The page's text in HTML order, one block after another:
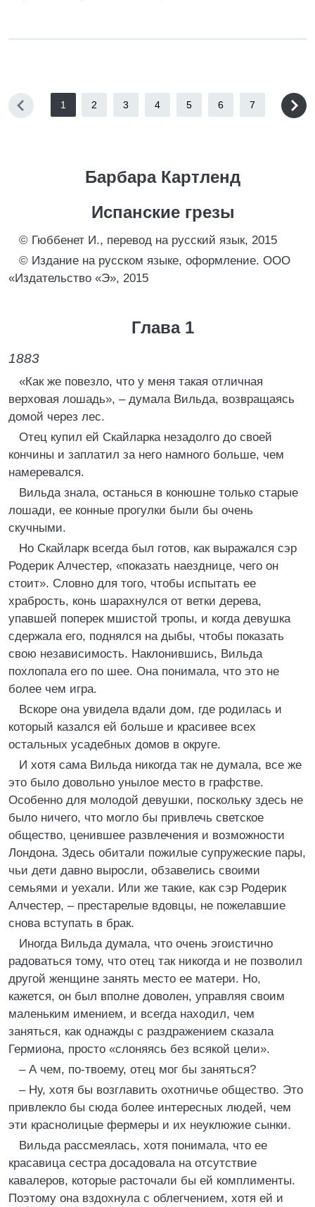
1 2 3 4 5 6 7
Барбара Картленд
Испанские грезы
© Гюббенет И., перевод на русский язык, 2015
© Издание на русском языке, оформление. ООО
«Издательство «Э», 2015
Глава 1
1883
«Как же повезло, что у меня такая отличная
верховая лошадь», – думала Вильда, возвращаясь
домой через лес.
Отец купил ей Скайларка незадолго до своей
кончины и заплатил за него намного больше, чем
намеревался.
Вильда знала, останься в конюшне только старые
лошади, ее конные прогулки были бы очень
скучными.
Но Скайларк всегда был готов, как выражался сэр
Родерик Алчестер, «показать наезднице, чего он
стоит». Словно для того, чтобы испытать ее
храбрость, конь шарахнулся от ветки дерева,
упавшей поперек мшистой тропы, и когда девушка
сдержала его, поднялся на дыбы, чтобы показать
свою независимость. Наклонившись, Вильда
похлопала его по шее. Она понимала, что это не
более чем игра.
Вскоре она увидела вдали дом, где родилась и
который казался ей больше и красивее всех
остальных усадебных домов в округе.
И хотя сама Вильда никогда так не думала, все же
это было довольно унылое место в графстве.
Особенно для молодой девушки, поскольку здесь не
было ничего, что могло бы привлечь светское
общество, ценившее развлечения и возможности
Лондона. Здесь обитали пожилые супружеские пары,
чьи дети давно выросли, обзавелись своими
семьями и уехали. Или же такие, как сэр Родерик
Алчестер, – престарелые вдовцы, не пожелавшие
снова вступать в брак.
Иногда Вильда думала, что очень эгоистично
радоваться тому, что отец так никогда и не позволил
другой женщине занять место ее матери. Но,
кажется, он был вполне доволен, управляя своим
маленьким имением, и всегда находил, чем
заняться, как однажды с раздражением сказала
Гермиона, просто «слоняясь без всякой цели».
– А чем, по-твоему, отец мог бы заняться?
– Ну, хотя бы возглавить охотничье общество. Это
привлекло бы сюда более интересных людей, чем
эти краснолицые фермеры и их неуклюжие сынки.
Вильда рассмеялась, хотя понимала, что ее
красавица сестра досадовала на отсутствие
кавалеров, которые расточали бы ей комплименты.
Поэтому она вздохнула с облегчением, хотя ей и